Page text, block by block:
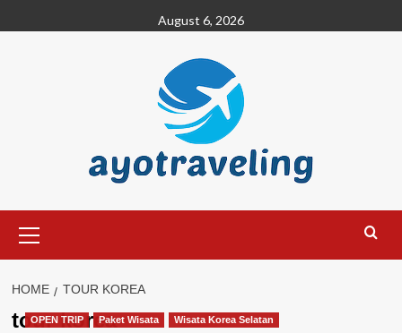
to
August 6, 2026
Menu
HOME TOUR KOREA
tour korea
OPEN TRIP Paket Wisata Wisata Korea Selatan